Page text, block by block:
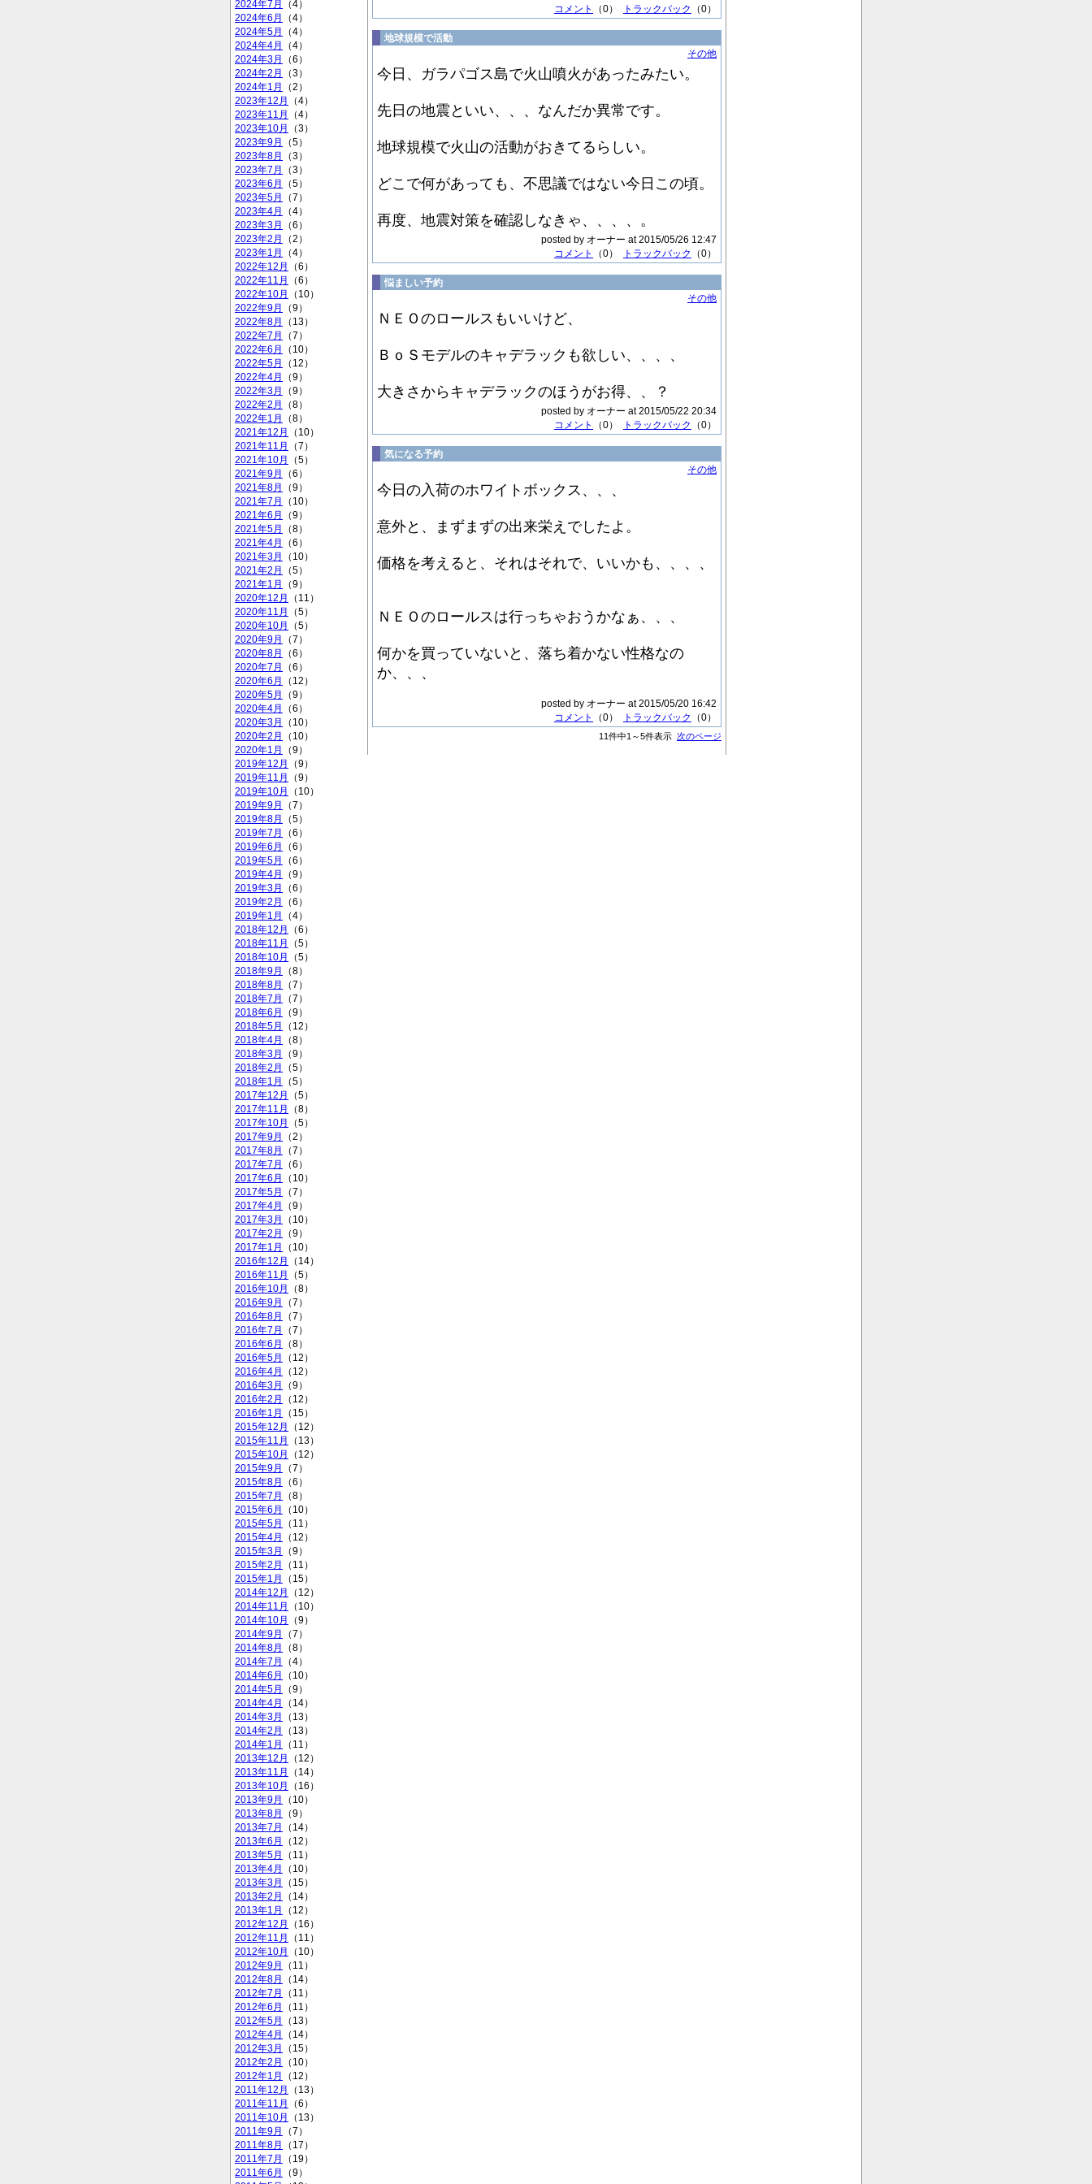
2024年7月
（4）
2024年6月
（4）
2024年5月
（4）
2024年4月
（4）
2024年3月
（6）
2024年2月
（3）
2024年1月
（2）
2023年12月
（4）
2023年11月
（4）
2023年10月
（3）
2023年9月
（5）
2023年8月
（3）
2023年7月
（3）
2023年6月
（5）
2023年5月
（7）
2023年4月
（4）
2023年3月
（6）
2023年2月
（2）
2023年1月
（4）
2022年12月
（6）
2022年11月
（6）
2022年10月
（10）
2022年9月
（9）
2022年8月
（13）
2022年7月
（7）
2022年6月
（10）
2022年5月
（12）
2022年4月
（9）
2022年3月
（9）
2022年2月
（8）
2022年1月
（8）
2021年12月
（10）
2021年11月
（7）
2021年10月
（5）
2021年9月
（6）
2021年8月
（9）
2021年7月
（10）
2021年6月
（9）
2021年5月
（8）
2021年4月
（6）
2021年3月
（10）
2021年2月
（5）
2021年1月
（9）
2020年12月
（11）
2020年11月
（5）
2020年10月
（5）
2020年9月
（7）
2020年8月
（6）
2020年7月
（6）
2020年6月
（12）
2020年5月
（9）
2020年4月
（6）
2020年3月
（10）
2020年2月
（10）
2020年1月
（9）
2019年12月
（9）
2019年11月
（9）
2019年10月
（10）
2019年9月
（7）
2019年8月
（5）
2019年7月
（6）
2019年6月
（6）
2019年5月
（6）
2019年4月
（9）
2019年3月
（6）
2019年2月
（6）
2019年1月
（4）
2018年12月
（6）
2018年11月
（5）
2018年10月
（5）
2018年9月
（8）
2018年8月
（7）
2018年7月
（7）
2018年6月
（9）
2018年5月
（12）
2018年4月
（8）
2018年3月
（9）
2018年2月
（5）
2018年1月
（5）
2017年12月
（5）
2017年11月
（8）
2017年10月
（5）
2017年9月
（2）
2017年8月
（7）
2017年7月
（6）
2017年6月
（10）
2017年5月
（7）
2017年4月
（9）
2017年3月
（10）
2017年2月
（9）
2017年1月
（10）
2016年12月
（14）
2016年11月
（5）
2016年10月
（8）
2016年9月
（7）
2016年8月
（7）
2016年7月
（7）
2016年6月
（8）
2016年5月
（12）
2016年4月
（12）
2016年3月
（9）
2016年2月
（12）
2016年1月
（15）
2015年12月
（12）
2015年11月
（13）
2015年10月
（12）
2015年9月
（7）
2015年8月
（6）
2015年7月
（8）
2015年6月
（10）
2015年5月
（11）
2015年4月
（12）
2015年3月
（9）
2015年2月
（11）
2015年1月
（15）
2014年12月
（12）
2014年11月
（10）
2014年10月
（9）
2014年9月
（7）
2014年8月
（8）
2014年7月
（4）
2014年6月
（10）
2014年5月
（9）
2014年4月
（14）
2014年3月
（13）
2014年2月
（13）
2014年1月
（11）
2013年12月
（12）
2013年11月
（14）
2013年10月
（16）
2013年9月
（10）
2013年8月
（9）
2013年7月
（14）
2013年6月
（12）
2013年5月
（11）
2013年4月
（10）
2013年3月
（15）
2013年2月
（14）
2013年1月
（12）
2012年12月
（16）
2012年11月
（11）
2012年10月
（10）
2012年9月
（11）
2012年8月
（14）
2012年7月
（11）
2012年6月
（11）
2012年5月
（13）
2012年4月
（14）
2012年3月
（15）
2012年2月
（10）
2012年1月
（12）
2011年12月
（13）
2011年11月
（6）
2011年10月
（13）
2011年9月
（7）
2011年8月
（17）
2011年7月
（19）
2011年6月
（9）
コメント
（0） トラックバック （0）
地球規模で活動
その他
今日、ガラパゴス島で火山噴火があったみたい。
先日の地震といい、、、なんだか異常です。
地球規模で火山の活動がおきてるらしい。
どこで何があっても、不思議ではない今日この頃。
再度、地震対策を確認しなきゃ、、、、。
posted by オーナー at 2015/05/26 12:47
コメント
（0） トラックバック （0）
悩ましい予約
その他
ＮＥＯのロールスもいいけど、
ＢｏＳモデルのキャデラックも欲しい、、、、
大きさからキャデラックのほうがお得、、？
posted by オーナー at 2015/05/22 20:34
コメント
（0） トラックバック （0）
気になる予約
その他
今日の入荷のホワイトボックス、、、
意外と、まずまずの出来栄えでしたよ。
価格を考えると、それはそれで、いいかも、、、、
ＮＥＯのロールスは行っちゃおうかなぁ、、、
何かを買っていないと、落ち着かない性格なの
か、、、
posted by オーナー at 2015/05/20 16:42
コメント
（0） トラックバック （0）
11件中1～5件表示 次のページ